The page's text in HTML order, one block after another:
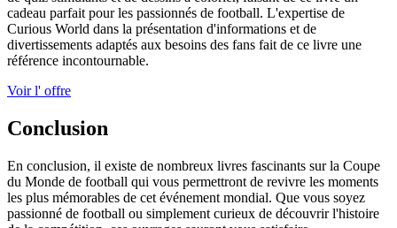
cadeau parfait pour les passionnés de football. L'expertise de
Curious World dans la présentation d'informations et de
divertissements adaptés aux besoins des fans fait de ce livre une
référence incontournable.
Voir l' offre
Conclusion
En conclusion, il existe de nombreux livres fascinants sur la Coupe
du Monde de football qui vous permettront de revivre les moments
les plus mémorables de cet événement mondial. Que vous soyez
passionné de football ou simplement curieux de découvrir l'histoire